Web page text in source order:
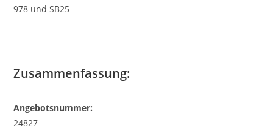
978 und SB25
Zusammenfassung:
Angebotsnummer:
24827